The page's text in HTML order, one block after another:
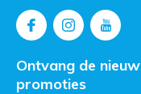
Ontvang de
promoties